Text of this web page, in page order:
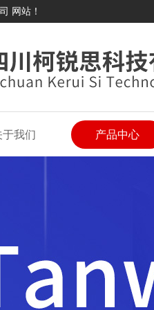
网站！
于我们 产品中心